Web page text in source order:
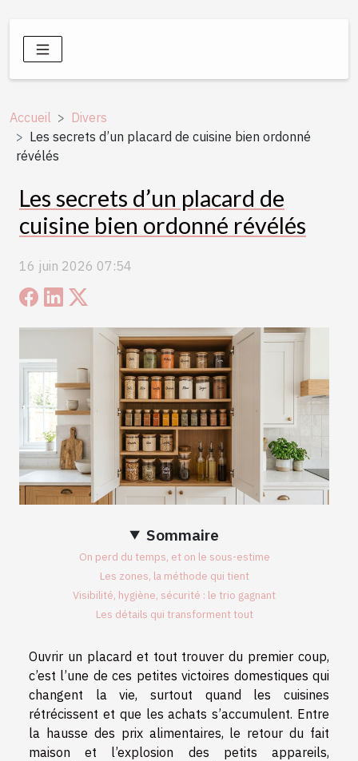
Accueil
Divers
Les secrets d’un placard de cuisine bien ordonné
révélés
Les secrets d’un placard de
cuisine bien ordonné révélés
16 juin 2026 07:54
Sommaire
On perd du temps, et on le sous-estime
Les zones, la méthode qui tient
Visibilité, hygiène, sécurité : le trio gagnant
Les détails qui transforment tout
Ouvrir un placard et tout trouver du premier coup,
c’est l’une de ces petites victoires domestiques qui
changent la vie, surtout quand les cuisines
rétrécissent et que les achats s’accumulent. Entre
la hausse des prix alimentaires, le retour du fait
maison et l’explosion des petits appareils,